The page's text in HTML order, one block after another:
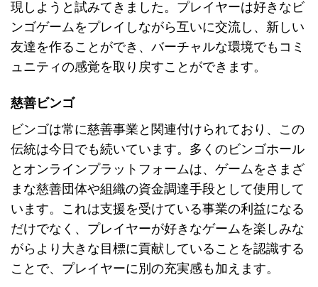
現しようと試みてきました。プレイヤーは好きなビ
ンゴゲームをプレイしながら互いに交流し、新しい
友達を作ることができ、バーチャルな環境でもコミ
ュニティの感覚を取り戻すことができます。
慈善ビンゴ
ビンゴは常に慈善事業と関連付けられており、この
伝統は今日でも続いています。多くのビンゴホール
とオンラインプラットフォームは、ゲームをさまざ
まな慈善団体や組織の資金調達手段として使用して
います。これは支援を受けている事業の利益になる
だけでなく、プレイヤーが好きなゲームを楽しみな
がらより大きな目標に貢献していることを認識する
ことで、プレイヤーに別の充実感も加えます。